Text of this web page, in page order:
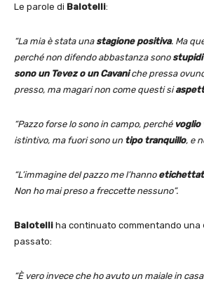
Le parole di Balotelli:
“La mia è stata una stagione positiva. Ma
perché non difendo abbastanza sono stupidi
sono un Tevez o un Cavaniche pressa
presso, ma magari non come questi si
“Pazzo forse lo sono in campo, perché voglio
istintivo, ma fuori sono un tipo tranquillo, e
“L’immagine del pazzo me l’hanno
Non ho mai preso a freccette nessuno”.
Balotelli ha continuato commentando una
passato:
“È vero invece che ho avuto un maiale in